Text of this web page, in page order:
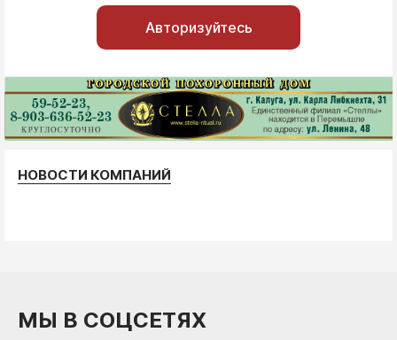
Авторизуйтесь
НОВОСТИ КОМПАНИЙ
МЫ В СОЦСЕТЯХ